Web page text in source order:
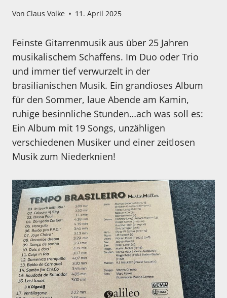
Von Claus Volke 11. April 2025
Feinste Gitarrenmusik aus über 25 Jahren
musikalischem Schaffens. Im Duo oder Trio
und immer tief verwurzelt in der
brasilianischen Musik. Ein grandioses Album
für den Sommer, laue Abende am Kamin,
ruhige besinnliche Stunden…ach was soll es:
Ein Album mit 19 Songs, unzähligen
verschiedenen Musiker und einer zeitlosen
Musik zum Niederknien!